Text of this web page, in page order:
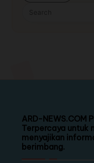
ARD-NEWS.COM
Terpercaya untuk
menyajikan
berimbang.